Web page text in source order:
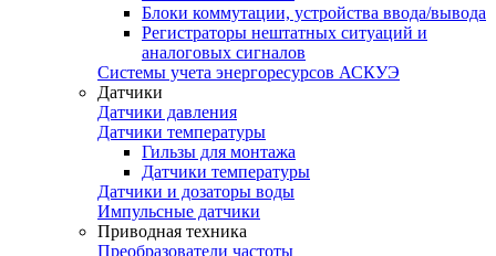
Блоки коммутации, устройства ввода/вывода
Регистраторы нештатных ситуаций и
аналоговых сигналов
Системы учета энергоресурсов АСКУЭ
Датчики
Датчики давления
Датчики температуры
Гильзы для монтажа
Датчики температуры
Датчики и дозаторы воды
Импульсные датчики
Приводная техника
Преобразователи частоты